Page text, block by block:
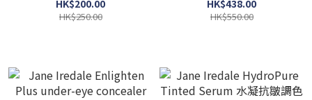
HK$200.00
HK$250.00
HK$438.00
HK$550.00